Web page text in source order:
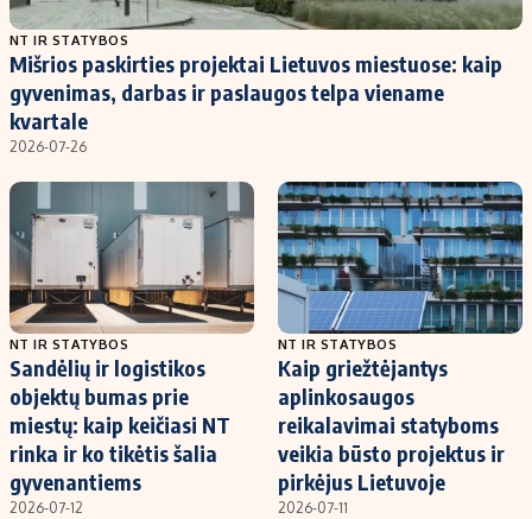
NT IR STATYBOS
Mišrios paskirties projektai Lietuvos miestuose: kaip
gyvenimas, darbas ir paslaugos telpa viename
kvartale
2026-07-26
NT IR STATYBOS
Sandėlių ir logistikos
objektų bumas prie
miestų: kaip keičiasi NT
rinka ir ko tikėtis šalia
gyvenantiems
2026-07-12
NT IR STATYBOS
Kaip griežtėjantys
aplinkosaugos
reikalavimai statyboms
veikia būsto projektus ir
pirkėjus Lietuvoje
2026-07-11